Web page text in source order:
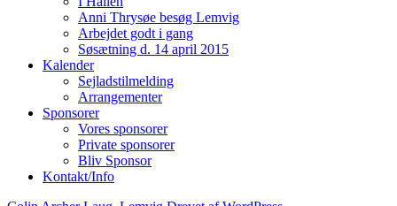
Anni Thrysøe besøg Lemvig
Arbejdet godt i gang
Søsætning d. 14 april 2015
Kalender
Sejladstilmelding
Arrangementer
Sponsorer
Vores sponsorer
Private sponsorer
Bliv Sponsor
Kontakt/Info